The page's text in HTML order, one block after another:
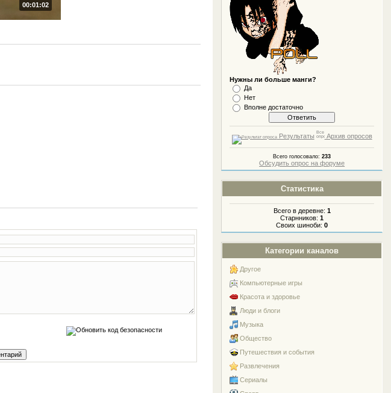
Нужны ли больше манги?
Да
Нет
Вполне достаточно
Результаты Архив опросов
Всего голосовало:233
Обсудить опрос на форуме
Статистика
Всего в деревне: 1
Старнников:1
Своих шиноби:0
Категории каналов
Другое
Компьютерные игры
Красота и здоровье
Люди и блоги
Музыка
Общество
Путешествия и события
Развлечения
Сериалы
00:01:02